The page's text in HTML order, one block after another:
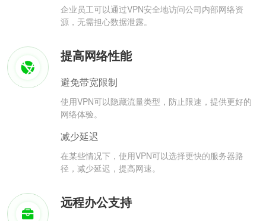
企业员工可以通过VPN安全地访问公司内部网络资
源，无需担心数据泄露。
提高网络性能
避免带宽限制
使用VPN可以隐藏流量类型，防止限速，提供更好的
网络体验。
减少延迟
在某些情况下，使用VPN可以选择更快的服务器路
径，减少延迟，提高网速。
远程办公支持